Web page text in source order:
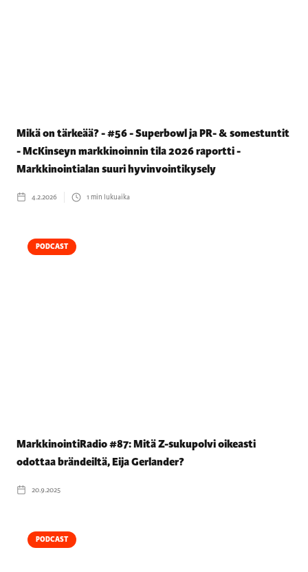
Mikä on tärkeää? - #56 - Superbowl ja PR- & somestuntit
- McKinseyn markkinoinnin tila 2026 raportti -
Markkinointialan suuri hyvinvointikysely
4.2.2026 1 min lukuaika
PODCAST
MarkkinointiRadio #87: Mitä Z-sukupolvi oikeasti
odottaa brändeiltä, Eija Gerlander?
20.9.2025
PODCAST